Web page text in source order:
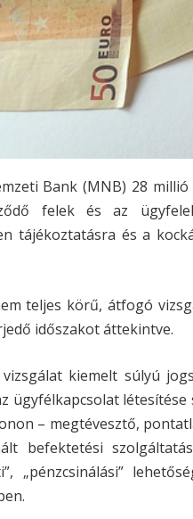
Bank (MNB) 28
felek és az
tájékoztatásra és a
teljes körű, átfogó
időszakot áttekintve.
kiemelt súlyú
ügyfélkapcsolat
– megtévesztő,
befektetési
„pénzcsinálási”